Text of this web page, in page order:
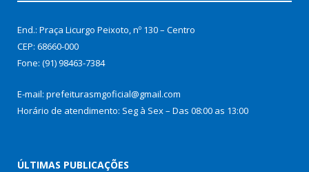
End.: Praça Licurgo Peixoto, nº 130 – Centro
CEP: 68660-000
Fone: (91) 98463-7384
E-mail: prefeiturasmgoficial@gmail.com
Horário de atendimento: Seg à Sex – Das 08:00 as 13:00
ÚLTIMAS PUBLICAÇÕES